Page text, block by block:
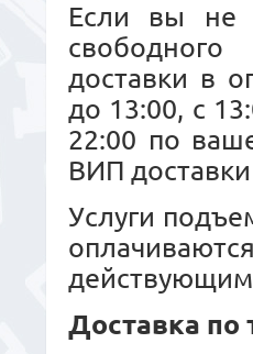
Если вы не
свободного
доставки в
до 13:00, с
22:00 по
ВИП
Услуги
Доставка по